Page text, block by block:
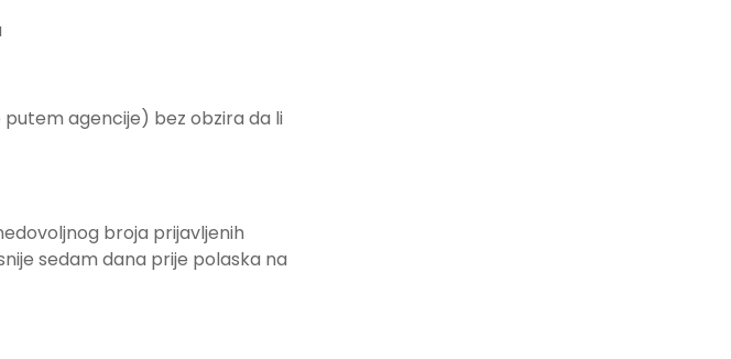
agencije) bez obzira da li
broja prijavljenih
sedam dana prije polaska na